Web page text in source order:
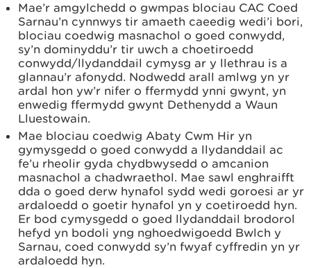
Mae’r amgylchedd o gwmpas blociau CAC Coed
Sarnau’n cynnwys tir amaeth caeedig wedi’i bori,
blociau coedwig masnachol o goed conwydd,
sy’n dominyddu’r tir uwch a choetiroedd
conwydd/llydanddail cymysg ar y llethrau is a
glannau’r afonydd. Nodwedd arall amlwg yn yr
ardal hon yw’r nifer o ffermydd ynni gwynt, yn
enwedig ffermydd gwynt Dethenydd a Waun
Lluestowain.
Mae blociau coedwig Abaty Cwm Hir yn
gymysgedd o goed conwydd a llydanddail ac
fe’u rheolir gyda chydbwysedd o amcanion
masnachol a chadwraethol. Mae sawl enghraifft
dda o goed derw hynafol sydd wedi goroesi ar yr
ardaloedd o goetir hynafol yn y coetiroedd hyn.
Er bod cymysgedd o goed llydanddail brodorol
hefyd yn bodoli yng nghoedwigoedd Bwlch y
Sarnau, coed conwydd sy’n fwyaf cyffredin yn yr
ardaloedd hyn.